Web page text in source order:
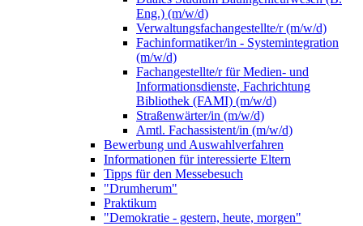
Eng.) (m/w/d)
Verwaltungsfachangestellte/r (m/w/d)
Fachinformatiker/in - Systemintegration
(m/w/d)
Fachangestellte/r für Medien- und
Informationsdienste, Fachrichtung
Bibliothek (FAMI) (m/w/d)
Straßenwärter/in (m/w/d)
Amtl. Fachassistent/in (m/w/d)
Bewerbung und Auswahlverfahren
Informationen für interessierte Eltern
Tipps für den Messebesuch
"Drumherum"
Praktikum
"Demokratie - gestern, heute, morgen"